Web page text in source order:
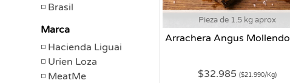
Brasil
Marca
Hacienda Liguai
Urien Loza
MeatMe
Pieza de 1.5 kg aprox
Arrachera Angus Mollendo
$32.985($21.990/Kg)